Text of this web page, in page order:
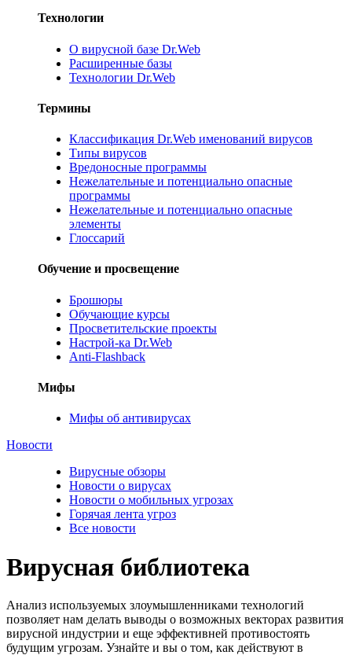
Технологии
О вирусной базе Dr.Web
Расширенные базы
Технологии Dr.Web
Термины
Классификация Dr.Web именований вирусов
Типы вирусов
Вредоносные программы
Нежелательные и потенциально опасные
программы
Нежелательные и потенциально опасные
элементы
Глоссарий
Обучение и просвещение
Брошюры
Обучающие курсы
Просветительские проекты
Настрой-ка Dr.Web
Anti-Flashback
Мифы
Мифы об антивирусах
Новости
Вирусные обзоры
Новости о вирусах
Новости о мобильных угрозах
Горячая лента угроз
Все новости
Вирусная библиотека
Анализ используемых злоумышленниками технологий
позволяет нам делать выводы о возможных векторах развития
вирусной индустрии и еще эффективней противостоять
будущим угрозам. Узнайте и вы о том, как действуют в